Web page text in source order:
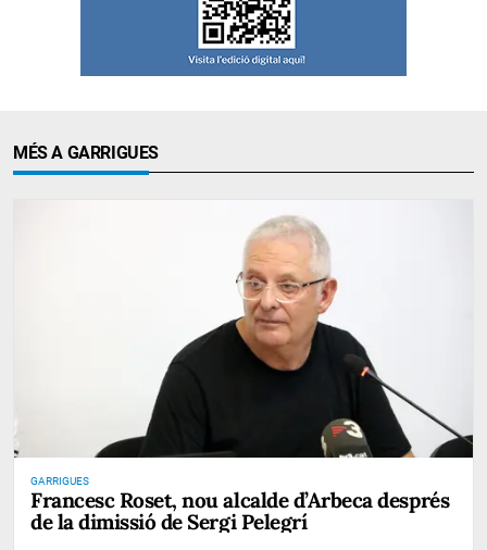
MÉS A GARRIGUES
GARRIGUES
Francesc Roset, nou alcalde d’Arbeca després
de la dimissió de Sergi Pelegrí